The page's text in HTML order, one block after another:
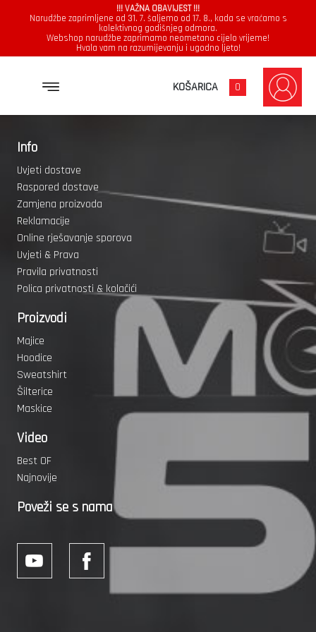
!!! VAŽNA OBAVIJEST !!!
Narudžbe zaprimljene od 31. 7. šaljemo od 17. 8., kada se vraćamo s
kolektivnog godišnjeg odmora.
Webshop narudžbe zaprimamo neometano cijelo vrijeme!
Hvala vam na razumijevanju i ugodno ljeto!
KOŠARICA 0
Info
Uvjeti dostave
Raspored dostave
Zamjena proizvoda
Reklamacije
Online rješavanje sporova
Uvjeti & Prava
Pravila privatnosti
Polica privatnosti & kolačići
Proizvodi
Majice
Hoodice
Sweatshirt
Šilterice
Maskice
Video
Best OF
Najnovije
Poveži se s nama